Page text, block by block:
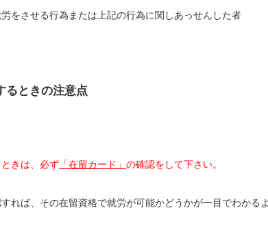
労をさせる行為または上記の行為に関しあっせんした者
るときの注意点
きは、必ず 「在留カード」 の確認をして下さい。
れば、その在留資格で就労が可能かどうかが一目でわかる